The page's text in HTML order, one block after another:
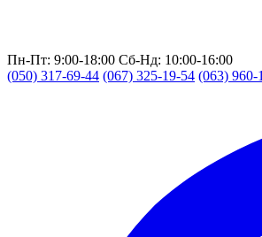
Пн-Пт: 9:00-18:00 Сб-Нд: 10:00-16:00
(050) 317-69-44 (067) 325-19-54 (063) 960-